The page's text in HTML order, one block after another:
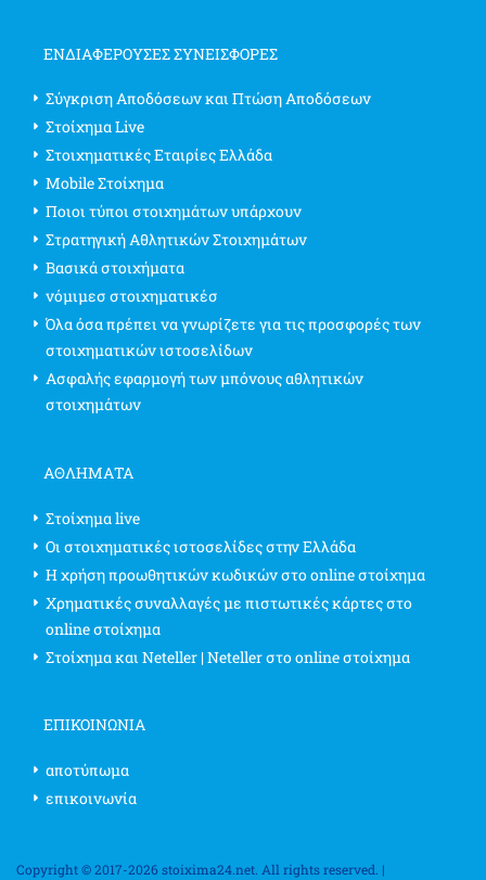
ΕΝΔΙΑΦΈΡΟΥΣΕΣ ΣΥΝΕΙΣΦΟΡΈΣ
Σύγκριση Αποδόσεων και Πτώση Αποδόσεων
Στοίχημα Live
Στοιχηματικές Εταιρίες Ελλάδα
Mobile Στοίχημα
Ποιοι τύποι στοιχημάτων υπάρχουν
Στρατηγική Αθλητικών Στοιχημάτων
Βασικά στοιχήματα
νόμιμεσ στοιχηματικέσ
Όλα όσα πρέπει να γνωρίζετε για τις προσφορές των
στοιχηματικών ιστοσελίδων
Ασφαλής εφαρμογή των μπόνους αθλητικών
στοιχημάτων
ΑΘΛΗΜΑΤΑ
Στοίχημα live
Οι στοιχηματικές ιστοσελίδες στην Ελλάδα
Η χρήση προωθητικών κωδικών στο online στοίχημα
Χρηματικές συναλλαγές με πιστωτικές κάρτες στο
online στοίχημα
Στοίχημα και Neteller | Neteller στο online στοίχημα
ΕΠΙΚΟΙΝΩΝΊΑ
αποτύπωμα
επικοινωνία
Copyright © 2017-2026 stoixima24.net. All rights reserved. |